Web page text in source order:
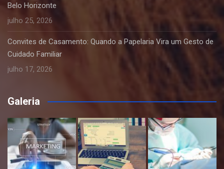
Belo Horizonte
julho 25, 2026
Convites de Casamento: Quando a Papelaria Vira um Gesto de
Cuidado Familiar
julho 17, 2026
Galeria